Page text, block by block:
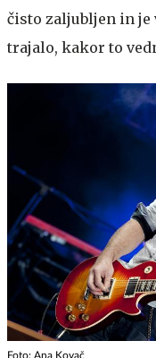
čisto zaljubljen in je
trajalo, kakor to
Foto: Ana Kovač